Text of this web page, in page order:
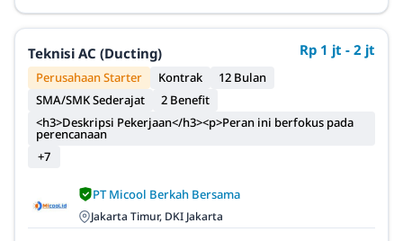
Teknisi AC (Ducting) Rp 1 jt - 2 jt
Perusahaan Starter Kontrak
12 Bulan
SMA/SMK Sederajat
2 Benefit
<h3>Deskripsi Pekerjaan</h3><p>Peran ini berfokus pada
perencanaan
+7
PT Micool Berkah Bersama
Jakarta Timur, DKI Jakarta